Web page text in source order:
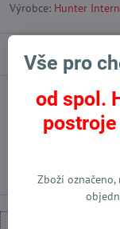
Výrobce: Hunter
Popis
Facebook
Vše pro
od spol.
Zboží